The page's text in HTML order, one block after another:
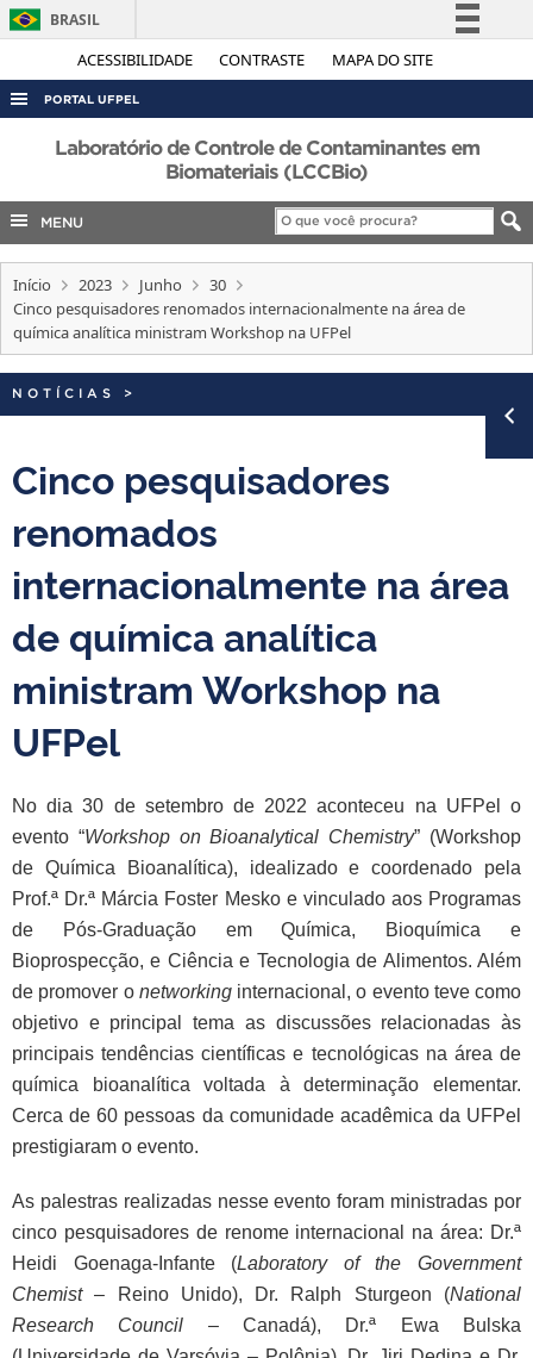
ACESSIBILIDADE CONTRASTE MAPA DO SITE
BRASIL
Simplifique!
Acesso à informação
Legislação
Canais
PORTAL UFPEL
ACESSO À INFORMAÇÃO
COBALTO
CONCURSOS
INTERNACIONAL
Laboratório de Controle de Contaminantes em
Biomateriais (LCCBio)
MENU
Início 2023 Junho
30
Cinco pesquisadores renomados internacionalmente na área de
química analítica ministram Workshop na UFPel
NOTÍCIAS >
Cinco pesquisadores
renomados
internacionalmente na área
de química analítica
ministram Workshop na
UFPel
No dia 30 de setembro de 2022 aconteceu na UFPel o
evento “Workshop on Bioanalytical Chemistry” (Workshop
de Química Bioanalítica), idealizado e coordenado pela
Prof.ª Dr.ª Márcia Foster Mesko e vinculado aos Programas
de Pós-Graduação em Química, Bioquímica e
Bioprospecção, e Ciência e Tecnologia de Alimentos. Além
de promover o networkinginternacional, o evento teve como
objetivo e principal tema as discussões relacionadas às
principais tendências científicas e tecnológicas na área de
química bioanalítica voltada à determinação elementar.
Cerca de60 pessoas da comunidade acadêmica da UFPel
prestigiaram o evento.
As palestras realizadas nesse evento foram ministradas por
cinco pesquisadores de renome internacional na área: Dr.ª
Heidi Goenaga-Infante (Laboratory of the Government
Chemist– Reino Unido), Dr. Ralph Sturgeon (National
Research Council – Canadá), Dr.ª Ewa Bulska